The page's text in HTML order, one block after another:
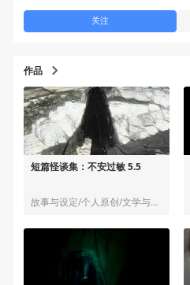
作品
短篇怪谈集：不安过敏 5.5
故事与设定/个人原创/文学与小说
关注